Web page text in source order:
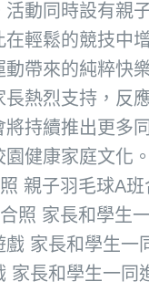
活動同時設有親
在輕鬆的競技中
動帶來的純粹快
熱烈支持，反
將持續推出更多
園健康家庭文化
親子羽毛球A
照 家長和學生
戲 家長和學生一
家長和學生一同